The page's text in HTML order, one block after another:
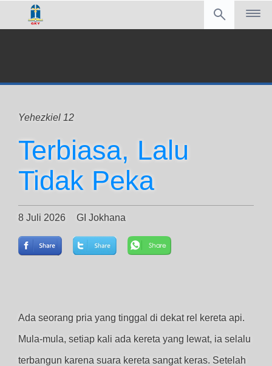
Yehezkiel 12
Terbiasa, Lalu
Tidak Peka
8 Juli 2026 GI Jokhana
Ada seorang pria yang tinggal di dekat rel kereta api.
Mula-mula, setiap kali ada kereta yang lewat, ia selalu
terbangun karena suara kereta sangat keras. Setelah